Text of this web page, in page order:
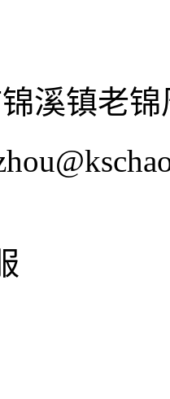
溪镇老锦